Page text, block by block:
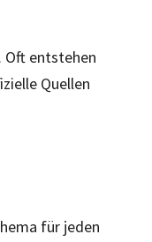
Oft entstehen
Quellen
für jeden